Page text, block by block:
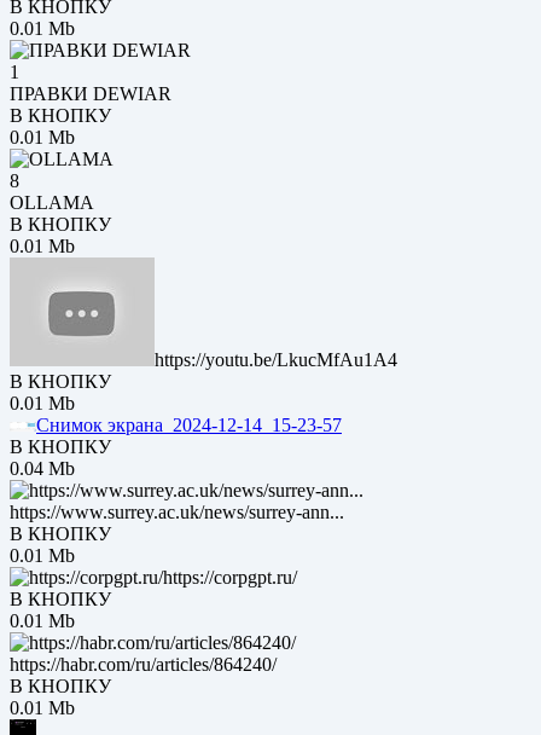
В КНОПКУ
0.01 Mb
1
ПРАВКИ DEWIAR
В КНОПКУ
0.01 Mb
8
OLLAMA
В КНОПКУ
0.01 Mb
https://youtu.be/LkucMfAu1A4
В КНОПКУ
0.01 Mb
Снимок экрана_2024-12-14_15-23-57
В КНОПКУ
0.04 Mb
https://www.surrey.ac.uk/news/surrey-ann...
В КНОПКУ
0.01 Mb
https://corpgpt.ru/
В КНОПКУ
0.01 Mb
https://habr.com/ru/articles/864240/
В КНОПКУ
0.01 Mb